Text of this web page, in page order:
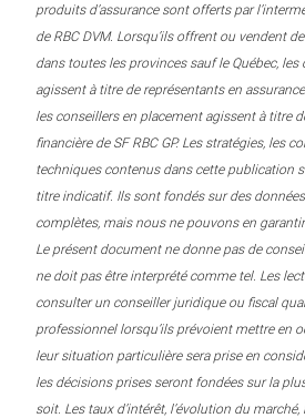
produits d’assurance sont offerts par
de RBC DVM. Lorsqu’ils offrent ou vendent
dans toutes les provinces sauf le Québec,
agissent à titre de représentants en assurance
les conseillers en placement agissent à titre
financière de SF RBC GP. Les stratégies, les
techniques contenus dans cette publication
titre indicatif. Ils sont fondés sur des
complètes, mais nous ne pouvons en garantir
Le présent document ne donne pas de
ne doit pas être interprété comme tel. Les
consulter un conseiller juridique ou fiscal
professionnel lorsqu’ils prévoient mettre en
leur situation particulière sera prise en
les décisions prises seront fondées sur la
soit. Les taux d’intérêt, l’évolution du